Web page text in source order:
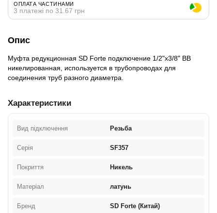
ОПЛАТА ЧАСТИНАМИ
3 платежі по 31.67 грн
Опис
Муфта редукционная SD Forte подключение 1/2"х3/8" ВВ
никелированная, используется в трубопроводах для
соединения труб разного диаметра.
Характеристики
Вид підключення Резьба
Серія SF357
Покриття Никель
Матеріал латунь
Бренд SD Forte (Китай)